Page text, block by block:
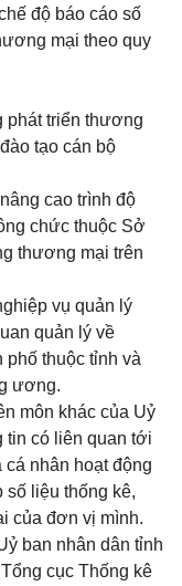
độ báo cáo số
mại theo quy
phát triển thương
tạo cán bộ
cao trình độ
chức thuộc Sở
thương mại trên
vụ quản lý
quản lý về
thuộc tỉnh và
ương.
môn khác của Uỷ
tin có liên quan tới
nhân hoạt động
số liệu thống kê,
của đơn vị mình.
ban nhân dân tỉnh
cục Thống kê